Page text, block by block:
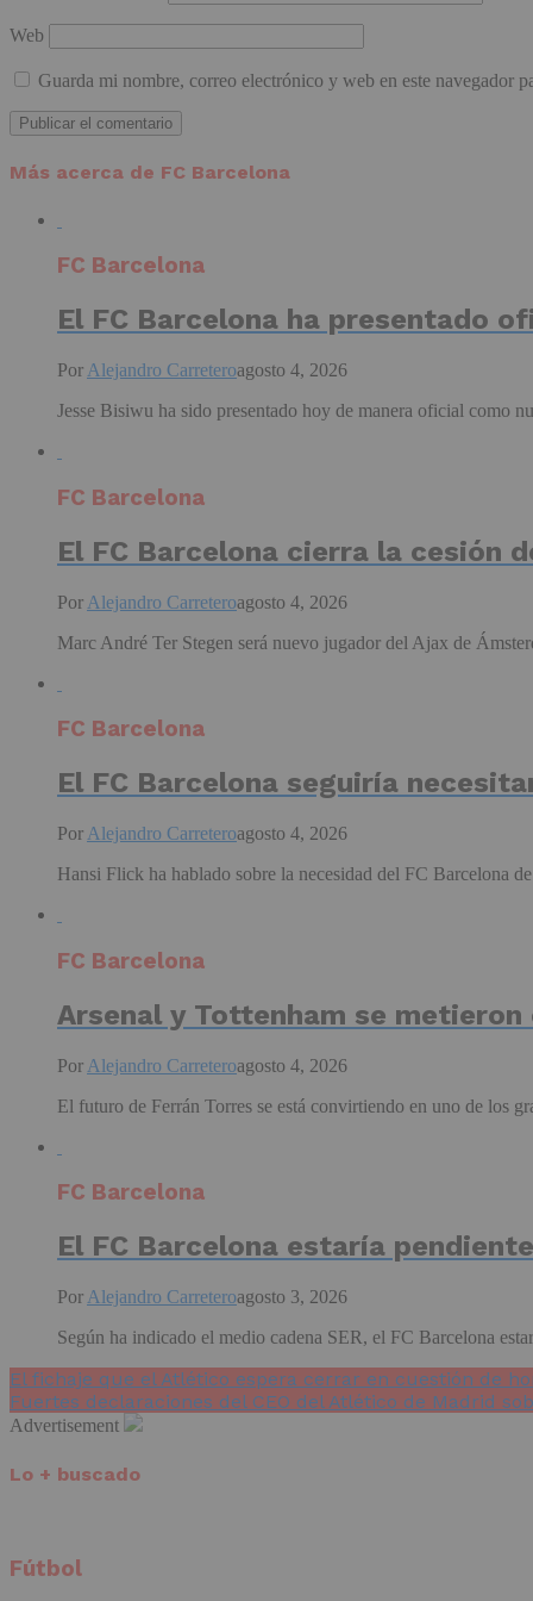
Web
Guarda mi nombre, correo electrónico y web en este navegador
Más acerca de FC Barcelona
FC Barcelona
El FC Barcelona ha presentado
Por Alejandro Carreteroagosto 4, 2026
Jesse Bisiwu ha sido presentado hoy de manera oficial como
FC Barcelona
El FC Barcelona cierra la cesión
Por Alejandro Carreteroagosto 4, 2026
Marc André Ter Stegen será nuevo jugador del Ajax de
FC Barcelona
El FC Barcelona seguiría
Por Alejandro Carreteroagosto 4, 2026
Hansi Flick ha hablado sobre la necesidad del FC Barcelona
FC Barcelona
Arsenal y Tottenham se
Por Alejandro Carreteroagosto 4, 2026
El futuro de Ferrán Torres se está convirtiendo en uno de los
FC Barcelona
El FC Barcelona estaría
Por Alejandro Carreteroagosto 3, 2026
Según ha indicado el medio cadena SER, el FC Barcelona
El fichaje que el Atlético espera cerrar en cuestión de
Fuertes declaraciones del CEO del Atlético de Madrid
Advertisement
Lo + buscado
Fútbol